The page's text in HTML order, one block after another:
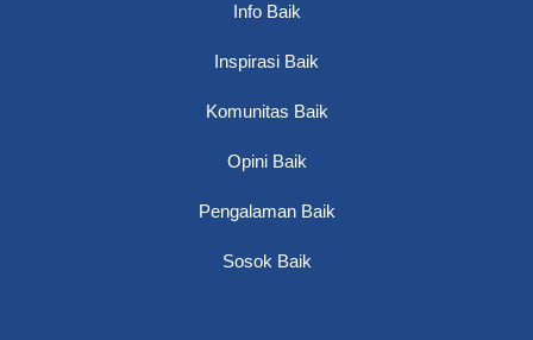
Info Baik
Inspirasi Baik
Komunitas Baik
Opini Baik
Pengalaman Baik
Sosok Baik